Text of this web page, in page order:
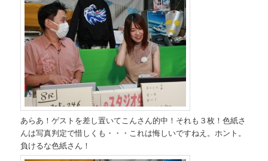
あらあ！ゲストを差し置いてこんさん的中！それも３枚！色紙さ
んは写真判定で惜しくも・・・これは悔しいですねえ。ホント。
負けるな色紙さん！